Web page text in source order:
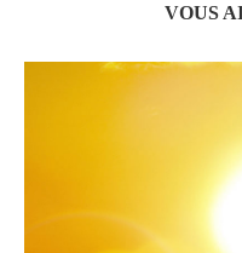
VOUS